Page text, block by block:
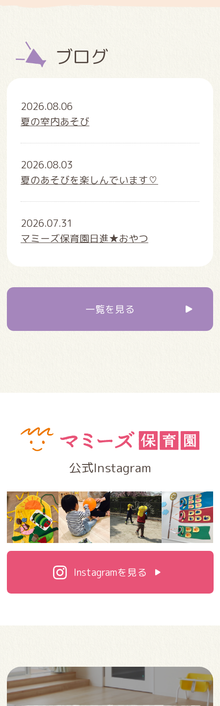
ブログ
2026.08.06
夏の室内あそび
2026.08.03
夏のあそびを楽しんでいます♡
2026.07.31
マミーズ保育園日進★おやつ
一覧を見る
公式Instagram
Instagramを見る